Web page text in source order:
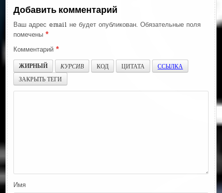
Добавить комментарий
Ваш адрес email не будет опубликован. Обязательные поля
помечены*
Комментарий*
ЖИРНЫЙ
КУРСИВ КОД ЦИТАТА
ССЫЛКА
ЗАКРЫТЬ ТЕГИ
Имя